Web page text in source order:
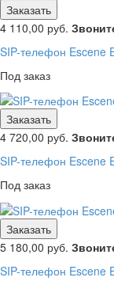
Заказать
4 110,00 руб.
SIP-телефон Escene
Под заказ
Заказать
4 720,00 руб.
SIP-телефон Escene
Под заказ
Заказать
5 180,00 руб.
SIP-телефон Escene